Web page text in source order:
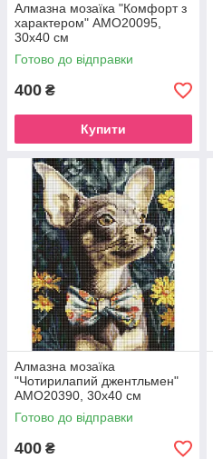
Алмазна мозаїка "Комфорт з
характером" AMO20095,
30х40 см
Готово до відправки
400 ₴
Купити
Алмазна мозаїка
"Чотирилапий джентльмен"
AMO20390, 30х40 см
Готово до відправки
400 ₴